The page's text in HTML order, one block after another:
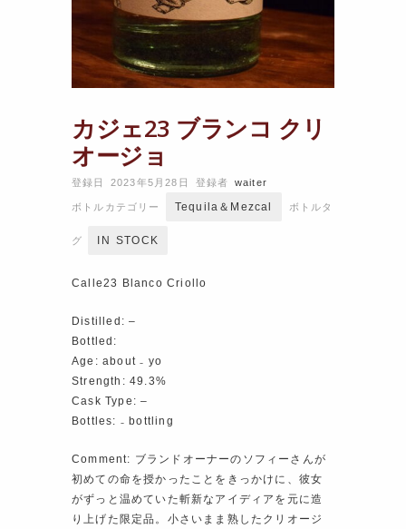
カジェ23 ブランコ クリ
オージョ
登録日 2023年5月28日 登録者 waiter
ボトルカテゴリー Tequila＆Mezcal ボトルタ
グ IN STOCK
Calle23 Blanco Criollo
Distilled: –
Bottled:
Age: about ₋ yo
Strength: 49.3%
Cask Type: –
Bottles: ₋ bottling
Comment: ブランドオーナーのソフィーさんが
初めての命を授かったことをきっかけに、彼女
がずっと温めていた斬新なアイディアを元に造
り上げた限定品。小さいまま熟したクリオージ